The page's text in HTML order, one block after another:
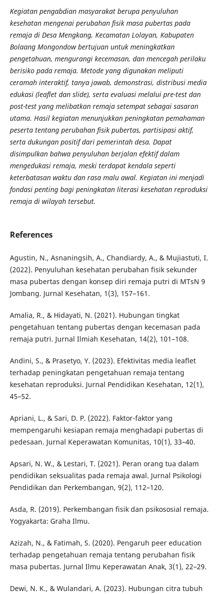
Kegiatan pengabdian masyarakat berupa penyuluhan
kesehatan mengenai perubahan fisik masa pubertas pada
remaja di Desa Mengkang, Kecamatan Lolayan, Kabupaten
Bolaang Mongondow bertujuan untuk meningkatkan
pengetahuan, mengurangi kecemasan, dan mencegah perilaku
berisiko pada remaja. Metode yang digunakan meliputi
ceramah interaktif, tanya jawab, demonstrasi, distribusi media
edukasi (leaflet dan slide), serta evaluasi melalui pre-test dan
post-test yang melibatkan remaja setempat sebagai sasaran
utama. Hasil kegiatan menunjukkan peningkatan pemahaman
peserta tentang perubahan fisik pubertas, partisipasi aktif,
serta dukungan positif dari pemerintah desa. Dapat
disimpulkan bahwa penyuluhan berjalan efektif dalam
mengedukasi remaja, meski terdapat kendala seperti
keterbatasan waktu dan rasa malu awal. Kegiatan ini menjadi
fondasi penting bagi peningkatan literasi kesehatan reproduksi
remaja di wilayah tersebut.
References
Agustin, N., Asnaningsih, A., Chandiardy, A., & Mujiastuti, I.
(2022). Penyuluhan kesehatan perubahan fisik sekunder
masa pubertas dengan konsep diri remaja putri di MTsN 9
Jombang. Jurnal Kesehatan, 1(3), 157–161.
Amalia, R., & Hidayati, N. (2021). Hubungan tingkat
pengetahuan tentang pubertas dengan kecemasan pada
remaja putri. Jurnal Ilmiah Kesehatan, 14(2), 101–108.
Andini, S., & Prasetyo, Y. (2023). Efektivitas media leaflet
terhadap peningkatan pengetahuan remaja tentang
kesehatan reproduksi. Jurnal Pendidikan Kesehatan, 12(1),
45–52.
Apriani, L., & Sari, D. P. (2022). Faktor-faktor yang
mempengaruhi kesiapan remaja menghadapi pubertas di
pedesaan. Jurnal Keperawatan Komunitas, 10(1), 33–40.
Apsari, N. W., & Lestari, T. (2021). Peran orang tua dalam
pendidikan seksualitas pada remaja awal. Jurnal Psikologi
Pendidikan dan Perkembangan, 9(2), 112–120.
Asda, R. (2019). Perkembangan fisik dan psikososial remaja.
Yogyakarta: Graha Ilmu.
Azizah, N., & Fatimah, S. (2020). Pengaruh peer education
terhadap pengetahuan remaja tentang perubahan fisik
masa pubertas. Jurnal Ilmu Keperawatan Anak, 3(1), 22–29.
Dewi, N. K., & Wulandari, A. (2023). Hubungan citra tubuh